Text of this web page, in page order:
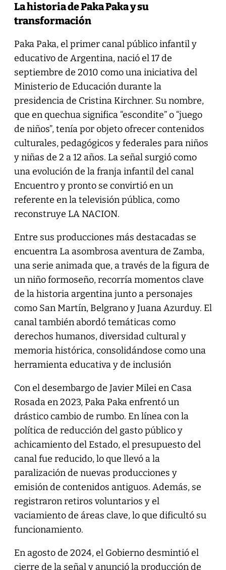
La historia de Paka Paka y su
transformación
Paka Paka, el primer canal público infantil y
educativo de Argentina, nació el 17 de
septiembre de 2010 como una iniciativa del
Ministerio de Educación durante la
presidencia de Cristina Kirchner. Su nombre,
que en quechua significa “escondite” o “juego
de niños”, tenía por objeto ofrecer contenidos
culturales, pedagógicos y federales para niños
y niñas de 2 a 12 años. La señal surgió como
una evolución de la franja infantil del canal
Encuentro y pronto se convirtió en un
referente en la televisión pública, como
reconstruye LA NACION.
Entre sus producciones más destacadas se
encuentra La asombrosa aventura de Zamba,
una serie animada que, a través de la figura de
un niño formoseño, recorría momentos clave
de la historia argentina junto a personajes
como San Martín, Belgrano y Juana Azurduy. El
canal también abordó temáticas como
derechos humanos, diversidad cultural y
memoria histórica, consolidándose como una
herramienta educativa y de inclusión
Con el desembargo de Javier Milei en Casa
Rosada en 2023, Paka Paka enfrentó un
drástico cambio de rumbo. En línea con la
política de reducción del gasto público y
achicamiento del Estado, el presupuesto del
canal fue reducido, lo que llevó a la
paralización de nuevas producciones y
emisión de contenidos antiguos. Además, se
registraron retiros voluntarios y el
vaciamiento de áreas clave, lo que dificultó su
funcionamiento.
En agosto de 2024, el Gobierno desmintió el
cierre de la señal y anunció la producción de